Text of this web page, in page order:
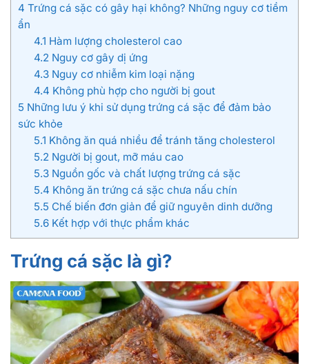
4 Trứng cá sặc có gây hại không? Những nguy cơ tiềm
ẩn
4.1 Hàm lượng cholesterol cao
4.2 Nguy cơ gây dị ứng
4.3Nguy cơ nhiễm kim loại nặng
4.4 Không phù hợp cho người bị gout
5 Những lưu ý khi sử dụng trứng cá sặc để đảm bảo
sức khỏe
5.1 Không ăn quá nhiều để tránh tăng cholesterol
5.2 Người bị gout, mỡ máu cao
5.3Nguồn gốc và chất lượng trứng cá sặc
5.4 Không ăn trứng cá sặc chưa nấu chín
5.5 Chế biến đơn giản để giữ nguyên dinh dưỡng
5.6Kết hợp với thực phẩm khác
Trứng cá sặc là gì?